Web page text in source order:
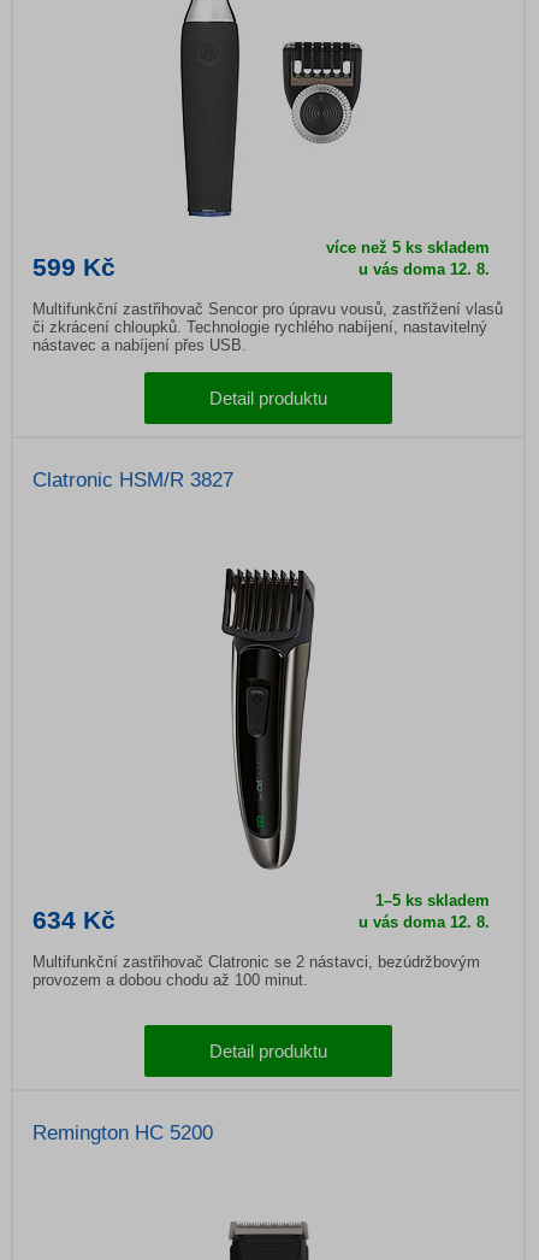
599 Kč
více než 5 ks skladem
u vás doma12. 8.
Multifunkční zastřihovač Sencor pro úpravu vousů, zastřižení vlasů
či zkrácení chloupků. Technologie rychlého nabíjení, nastavitelný
nástavec a nabíjení přes USB.
Detail produktu
Clatronic HSM/R 3827
634 Kč
1–5 ks skladem
u vás doma12. 8.
Multifunkční zastřihovač Clatronic se 2 nástavci, bezúdržbovým
provozem a dobou chodu až 100 minut.
Detail produktu
Remington HC 5200